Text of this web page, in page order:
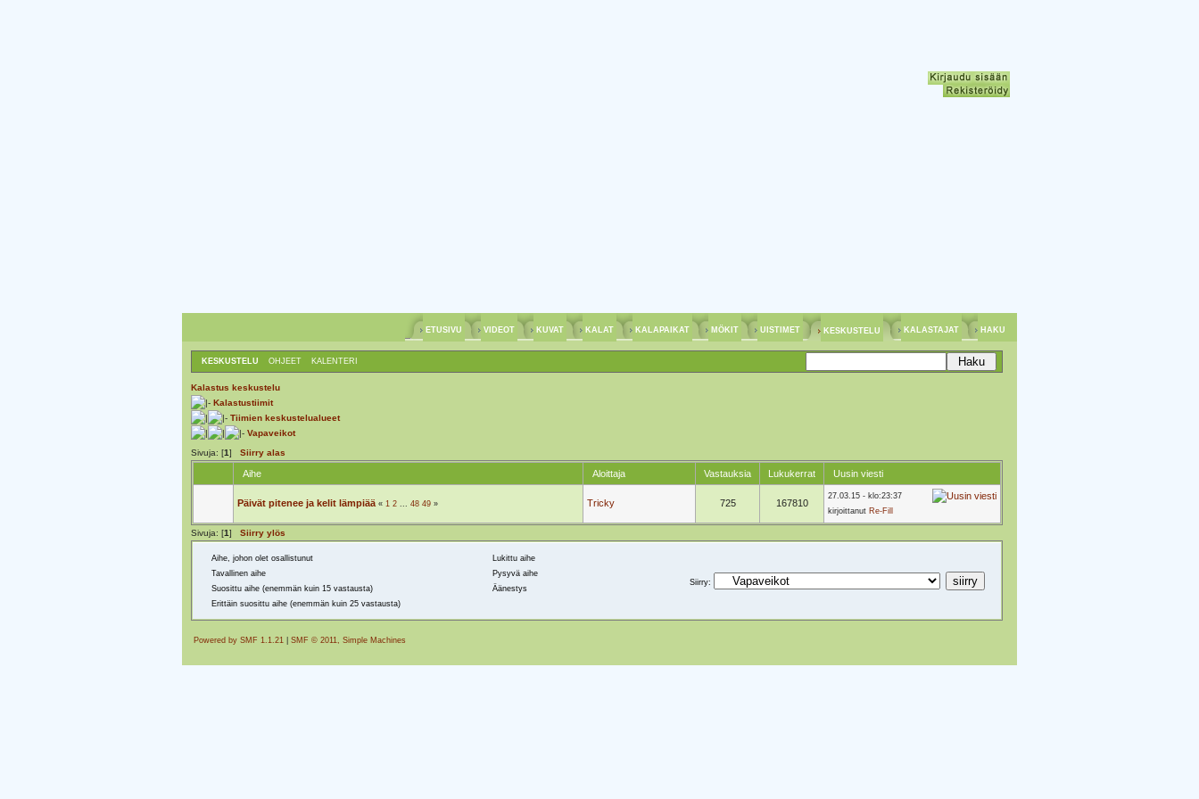
ETUSIVU VIDEOT KUVAT KALAT KALAPAIKAT MÖKIT UISTIMET KESKUSTELU KALASTAJAT HAKU
KESKUSTELU OHJEET KALENTERI
Kalastus keskustelu
Kalastustiimit
Tiimien keskustelualueet
Vapaveikot
Sivuja: [1] Siirry alas
Aihe Aloittaja Vastauksia Lukukerrat Uusin viesti
Päivät pitenee ja kelit lämpiää « 1 2 48 49 » Tricky 725 167810
27.03.15 - klo:23:37
kirjoittanut Re-Fill
Sivuja: [1] Siirry ylös
Aihe, johon olet osallistunut
Tavallinen aihe
Suosittu aihe (enemmän kuin 15 vastausta)
Erittäin suosittu aihe (enemmän kuin 25 vastausta)
Lukittu aihe
Pysyvä aihe
Äänestys
Siirry:
Powered by SMF 1.1.21 SMF © 2011, Simple Machines